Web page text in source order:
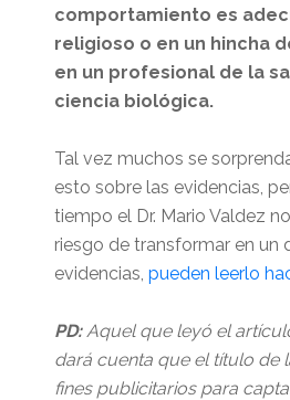
comportamiento es
religioso o en un hincha
en un profesional de la
ciencia biológica.
Tal vez muchos se
esto sobre las evidencias,
tiempo el Dr. Mario Valdez
riesgo de transformar en un
evidencias, pueden leerlo
PD:Aquel que leyó el
dará cuenta que el título de
fines publicitarios para